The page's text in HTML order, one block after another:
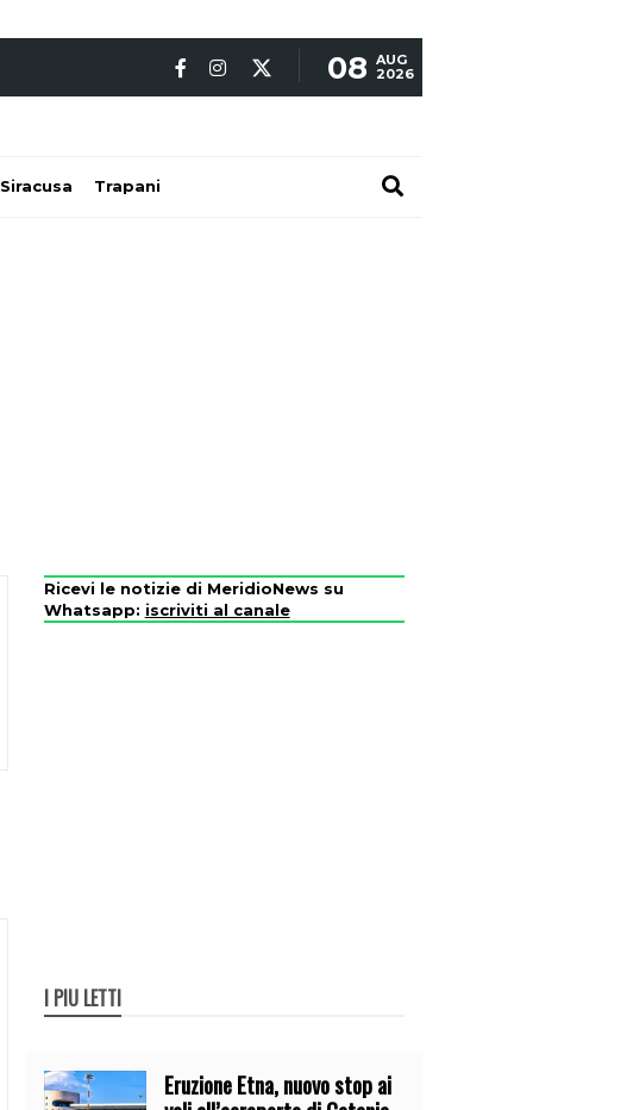
08 AUG
2026
Siracusa Trapani
Ricevi le notizie di MeridioNews su
Whatsapp: iscriviti al canale
I PIÙ LETTI
Eruzione Etna, nuovo stop ai